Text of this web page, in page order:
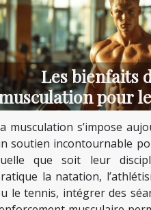
Les bienfaits
pour
de disciplines
musculation s’impose
soutien incontournable
que soit leur
la natation,
le tennis, intégrer des